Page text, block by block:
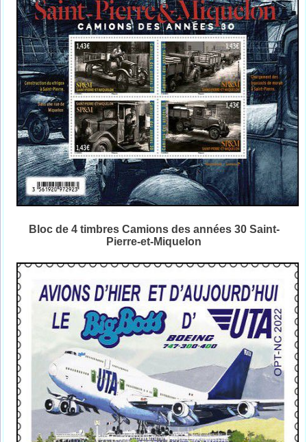
Bloc de 4 timbres Camions des années 30 Saint-
Pierre-et-Miquelon